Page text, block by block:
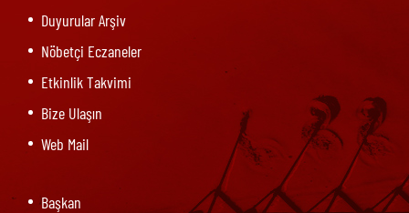
Duyurular Arşiv
Nöbetçi Eczaneler
Etkinlik Takvimi
Bize Ulaşın
Web Mail
Başkan